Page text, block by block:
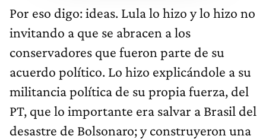
Por eso digo: ideas. Lula lo hizo y lo hizo no
invitando a que se abracen a los
conservadores que fueron parte de su
acuerdo político. Lo hizo explicándole a su
militancia política de su propia fuerza, del
PT, que lo importante era salvar a Brasil del
desastre de Bolsonaro; y construyeron una